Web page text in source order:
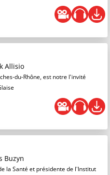
Allisio
du-Rhône, est notre l'invité
Buzyn
la Santé et présidente de l'Institut